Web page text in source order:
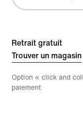
Retrait gratuit
Trouver un magasin
Option « click and
paiement